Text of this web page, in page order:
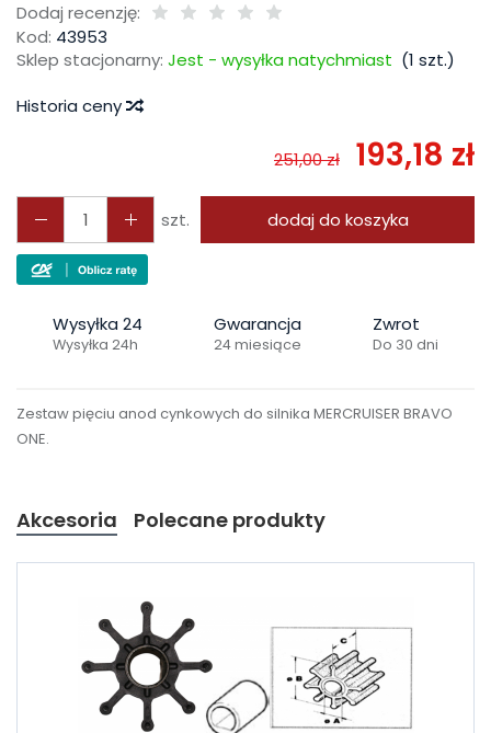
Dodaj recenzję:
Kod: 43953
Sklep stacjonarny: Jest - wysyłka natychmiast (1 szt.)
Historia ceny
251,00 zł 193,18 zł
szt. dodaj do koszyka
Wysyłka 24
Wysyłka 24h
Gwarancja
24 miesiące
Zwrot
Do 30 dni
Zestaw pięciu anod cynkowych do silnika MERCRUISER BRAVO
ONE.
Akcesoria Polecane produkty